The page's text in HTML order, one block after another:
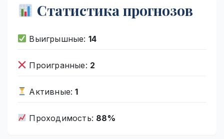
Статистика прогнозов
Выигрышные: 14
Проигранные: 2
Активные:1
Проходимость: 88%